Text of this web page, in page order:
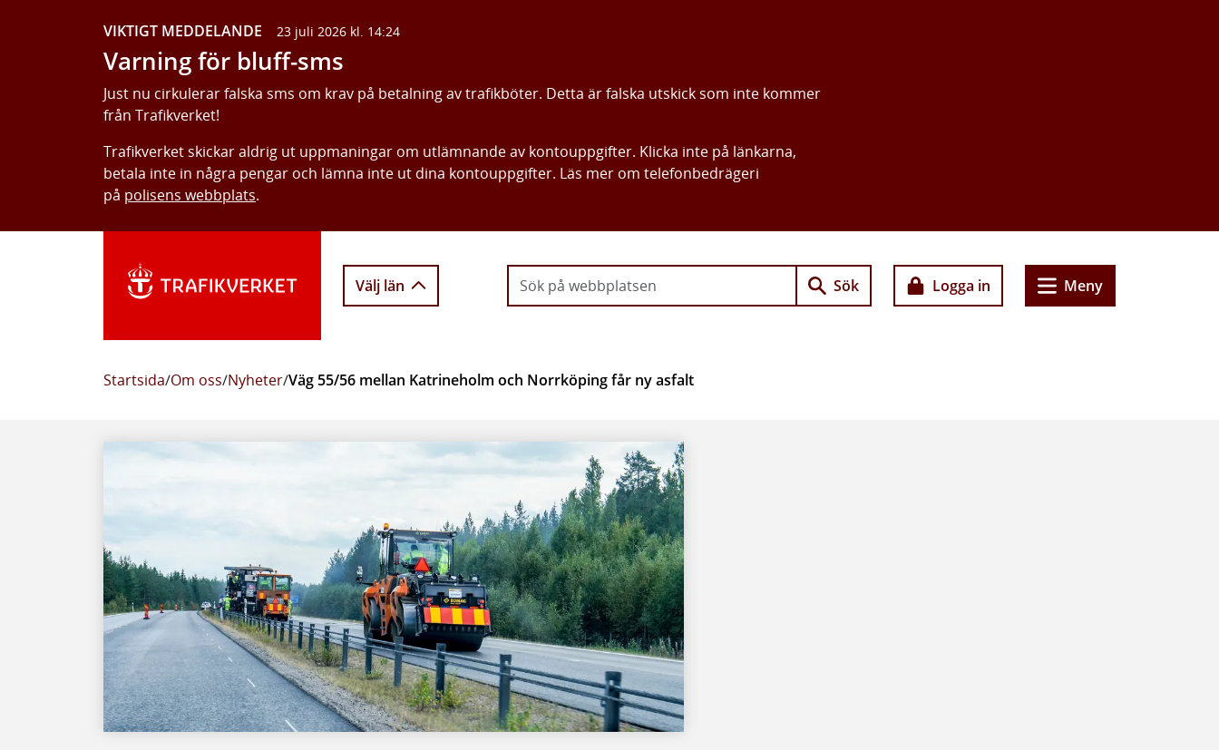
VIKTIGT MEDDELANDE 23 juli 2026 kl. 14:24
Varning för bluff-sms
Just nu cirkulerar falska sms om krav på betalning av trafikböter. Detta är falska utskick som inte kommer
från Trafikverket!
Trafikverket skickar aldrig ut uppmaningar om utlämnande av kontouppgifter. Klicka inte på länkarna,
betala inte in några pengar och lämna inte ut dina kontouppgifter. Läs mer om telefonbedrägeri
på polisens webbplats.
Välj län Sök Logga in Meny
Startsida/Om oss/Nyheter/Väg 55/56 mellan Katrineholm och Norrköping får ny asfalt